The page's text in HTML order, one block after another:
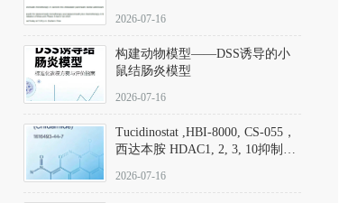
2026-07-16
构建动物模型——DSS诱导的小
鼠结肠炎模型
2026-07-16
Tucidinostat ,HBI-8000, CS-055，
西达本胺 HDAC1, 2, 3, 10抑制剂
D808567) - DKM活性分子
2026-07-16